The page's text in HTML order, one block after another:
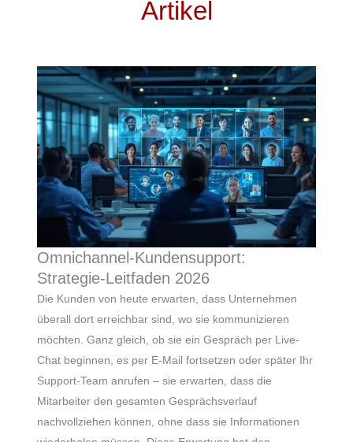
Artikel
Omnichannel-Kundensupport:
Strategie-Leitfaden 2026
Die Kunden von heute erwarten, dass Unternehmen
überall dort erreichbar sind, wo sie kommunizieren
möchten. Ganz gleich, ob sie ein Gespräch per Live-
Chat beginnen, es per E-Mail fortsetzen oder später Ihr
Support-Team anrufen – sie erwarten, dass die
Mitarbeiter den gesamten Gesprächsverlauf
nachvollziehen können, ohne dass sie Informationen